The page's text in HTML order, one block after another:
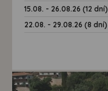
15.08. - 26.08.26 (12 dní)
22.08. - 29.08.26 (8 dní)